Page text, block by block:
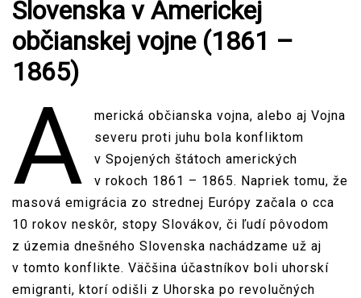
Slovenska v Americkej
občianskej vojne (1861 –
1865)
A
merická občianska vojna, alebo aj Vojna
severu proti juhu bola konfliktom
v Spojených štátoch amerických
v rokoch 1861 – 1865. Napriek tomu, že
masová emigrácia zo strednej Európy začala o cca
10 rokov neskôr, stopy Slovákov, či ľudí pôvodom
z územia dnešného Slovenska nachádzame už aj
v tomto konflikte. Väčšina účastníkov boli uhorskí
emigranti, ktorí odišli z Uhorska po revolučných